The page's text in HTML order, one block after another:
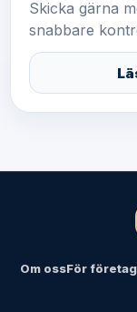
Skicka gärna
snabbare
Om ossFör företag